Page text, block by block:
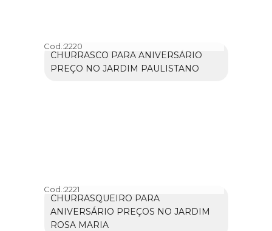
Cod.:2220
CHURRASCO PARA ANIVERSÁRIO
PREÇO NO JARDIM PAULISTANO
Cod.:2221
CHURRASQUEIRO PARA
ANIVERSÁRIO PREÇOS NO JARDIM
ROSA MARIA